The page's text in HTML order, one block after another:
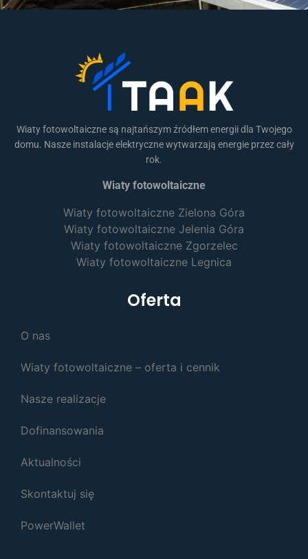
Wiaty fotowoltaiczne są najtańszym źródłem energii dla Twojego
domu. Nasze instalacje elektryczne wytwarzają energie przez cały
rok.
Wiaty fotowoltaiczne
Wiaty fotowoltaiczne Zielona Góra
Wiaty fotowoltaiczne Jelenia Góra
Wiaty fotowoltaiczne Zgorzelec
Wiaty fotowoltaiczne Legnica
Oferta
O nas
Wiaty fotowoltaiczne – oferta i cennik
Nasze realizacje
Dofinansowania
Aktualności
Skontaktuj się
PowerWallet